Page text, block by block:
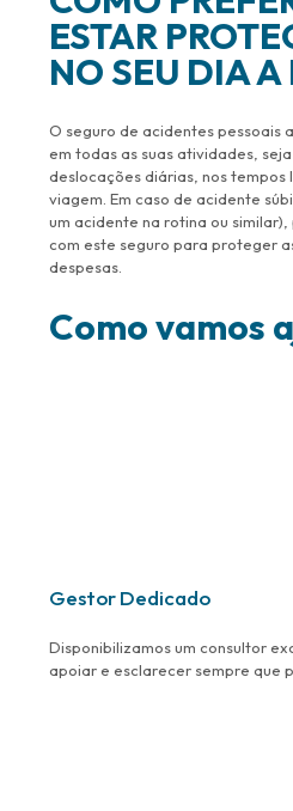
ESTAR
NO SEU DIA A
O seguro de acidentes pessoais
em todas as suas atividades, seja
deslocações diárias, nos tempos
viagem. Em caso de acidente
um acidente na rotina ou
com este seguro para proteger
despesas.
Como vamos
Gestor Dedicado
Disponibilizamos um consultor
apoiar e esclarecer sempre que